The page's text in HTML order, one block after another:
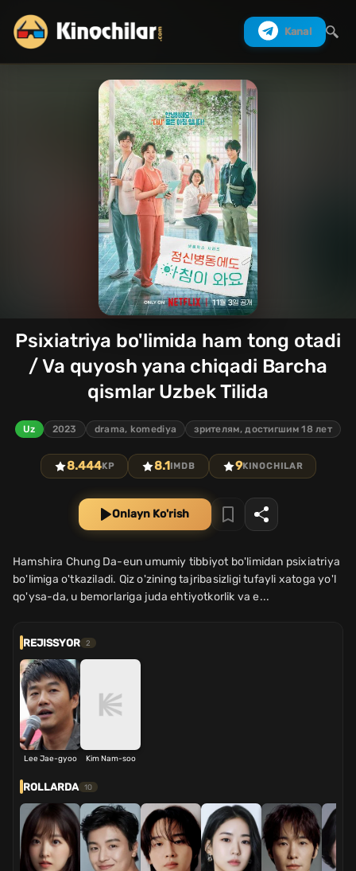
Kanal
Psixiatriya bo'limida ham tong otadi
/ Va quyosh yana chiqadi Barcha
qismlar Uzbek Tilida
Uz 2023 drama, komediya зрителям, достигшим 18 лет
8.444KP 8.1 IMDB 9KINOCHILAR
Onlayn Ko'rish
Hamshira Chung Da-eun umumiy tibbiyot bo'limidan psixiatriya
bo'limiga o'tkaziladi. Qiz o'zining tajribasizligi tufayli xatoga yo'l
qo'ysa-da, u bemorlariga juda ehtiyotkorlik va e...
REJISSYOR 2
Lee Jae-gyoo Kim Nam-soo
ROLLARDA 10